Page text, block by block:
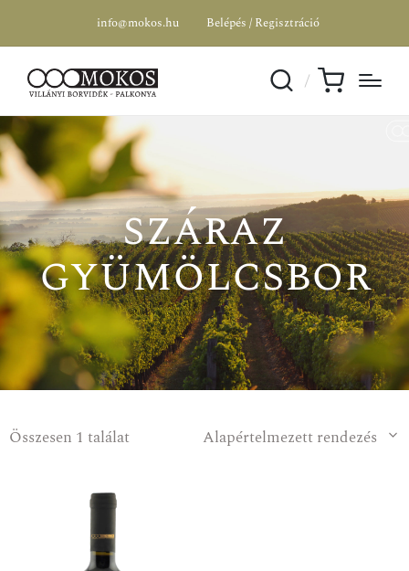
info@mokos.hu Belépés / Regisztráció
száraz
gyümölcsbor
Összesen 1 találat Alapértelmezett rendezés